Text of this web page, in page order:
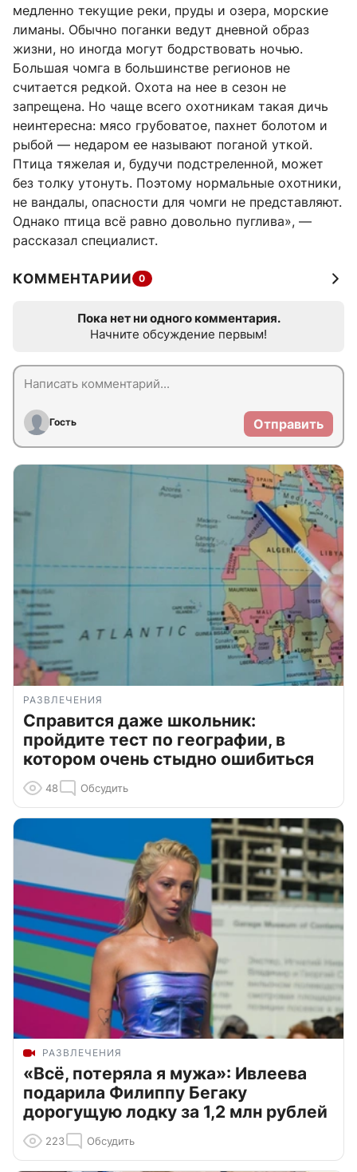
медленно текущие реки, пруды и озера, морские
лиманы. Обычно поганки ведут дневной образ
жизни, но иногда могут бодрствовать ночью.
Большая чомга в большинстве регионов не
считается редкой. Охота на нее в сезон не
запрещена. Но чаще всего охотникам такая дичь
неинтересна: мясо грубоватое, пахнет болотом и
рыбой — недаром ее называют поганой уткой.
Птица тяжелая и, будучи подстреленной, может
без толку утонуть. Поэтому нормальные охотники,
не вандалы, опасности для чомги не представляют.
Однако птица всё равно довольно пуглива», —
рассказал специалист.
КОММЕНТАРИИ 0
Пока нет ни одного комментария.
Начните обсуждение первым!
Гость Отправить
РАЗВЛЕЧЕНИЯ
Справится даже школьник:
пройдите тест по географии, в
котором очень стыдно ошибиться
48 Обсудить
РАЗВЛЕЧЕНИЯ
«Всё, потеряла я мужа»: Ивлеева
подарила Филиппу Бегаку
дорогущую лодку за 1,2 млн рублей
223 Обсудить